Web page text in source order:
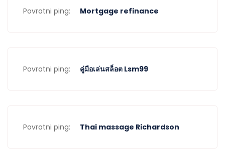
Povratni ping: Mortgage refinance
Povratni ping: คู่มือเล่นสล็อต Lsm99
Povratni ping: Thai massage Richardson